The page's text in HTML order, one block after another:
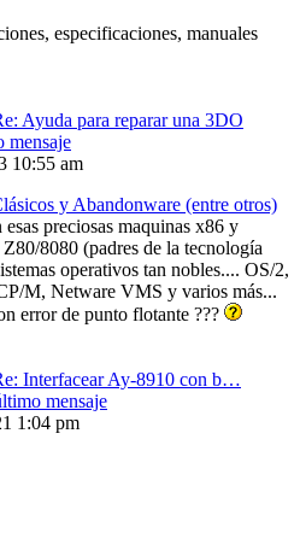
especificaciones, manuales
Ayuda para reparar una 3DO
mensaje
10:55 am
y Abandonware (entre otros)
preciosas maquinas x86 y
8080 (padres de la tecnología
operativos tan nobles.... OS/2,
M, Netware VMS y varios más...
error de punto flotante ???
Interfacear Ay-8910 con b…
mensaje
1:04 pm